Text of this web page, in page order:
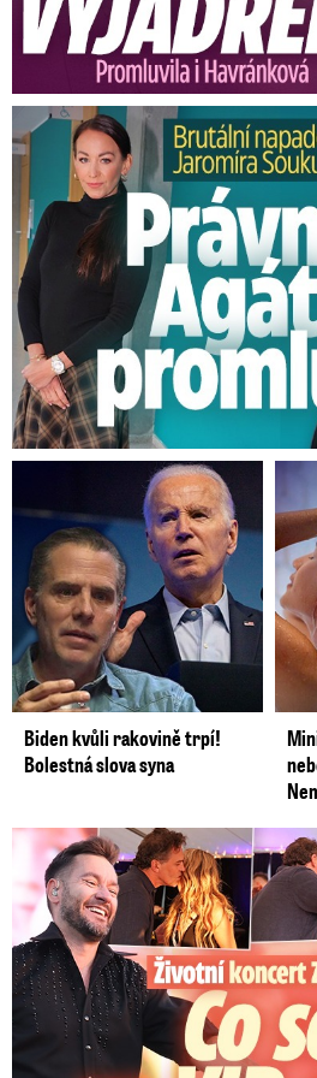
Brutální napadení Soukupa. Právník
Biden kvůli rakovině trpí!
Bolestná slova syna
Koncert Ztraceného na Letné: Jágr